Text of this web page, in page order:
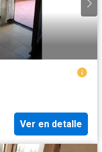
Ver en detalle